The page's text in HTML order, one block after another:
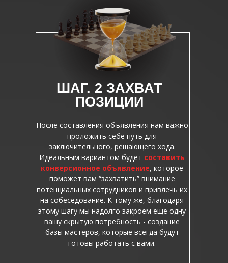
После составления объявления нам важно
проложить себе путь для
заключительного, решающего хода.
Идеальным вариантом будет составить
конверсионное объявление, которое
поможет вам “захватить” внимание
потенциальных сотрудников и привлечь их
на собеседование. К тому же, благодаря
этому шагу мы надолго закроем еще одну
вашу скрытую потребность - создание
базы мастеров, которые всегда будут
готовы работать с вами.
ШАГ. 2 ЗАХВАТ
ПОЗИЦИИ